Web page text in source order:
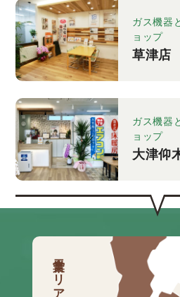
ガス機器
ョップ
草津店
ガス機器
ョップ
大津仰
営業エリア